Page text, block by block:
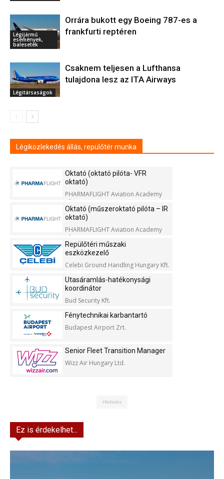
Légijármű
események,
balesetek
Orrára bukott egy Boeing 787-es a
frankfurti reptéren
Légitársaságok
Csaknem teljesen a Lufthansa
tulajdona lesz az ITA Airways
Légiközlekedés állás, repülőtér munka
Oktató (oktató pilóta- VFR
oktató)
PHARMAFLIGHT Aviation Academy
Kft.
Oktató (műszeroktató pilóta – IR
oktató)
PHARMAFLIGHT Aviation Academy
Kft.
Repülőtéri műszaki
eszközkezelő
Celebi Ground Handling Hungary Kft.
Utasáramlás-hatékonysági
koordinátor
Bud Security Kft.
Fénytechnikai karbantartó
Budapest Airport Zrt.
Senior Fleet Transition Manager
Wizz Air Hungary Ltd.
Hirdetés
Ez is érdekelhet...